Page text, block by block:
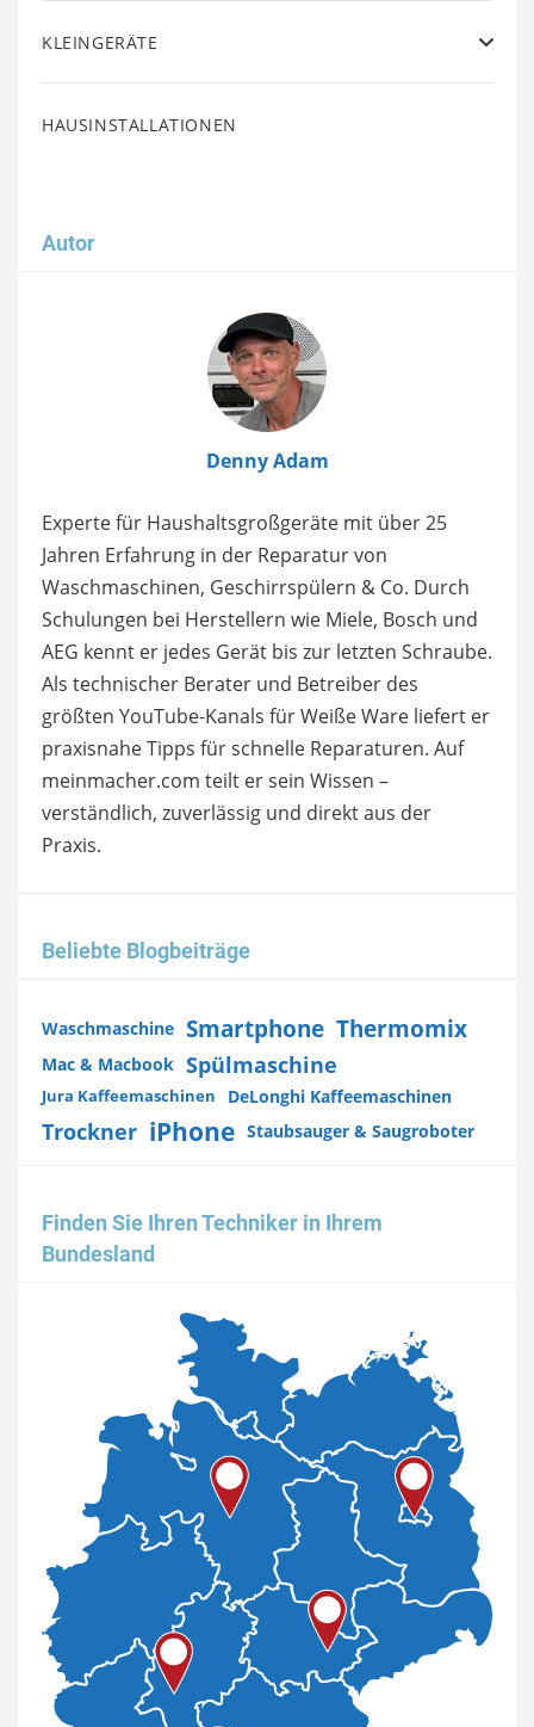
KLEINGERÄTE
HAUSINSTALLATIONEN
Autor
Denny Adam
Experte für Haushaltsgroßgeräte mit über 25
Jahren Erfahrung in der Reparatur von
Waschmaschinen, Geschirrspülern & Co. Durch
Schulungen bei Herstellern wie Miele, Bosch und
AEG kennt er jedes Gerät bis zur letzten Schraube.
Als technischer Berater und Betreiber des
größten YouTube-Kanals für Weiße Ware liefert er
praxisnahe Tipps für schnelle Reparaturen. Auf
meinmacher.com teilt er sein Wissen –
verständlich, zuverlässig und direkt aus der
Praxis.
Beliebte Blogbeiträge
Waschmaschine Smartphone Thermomix
Mac & Macbook Spülmaschine
Jura Kaffeemaschinen DeLonghi Kaffeemaschinen
Trockner iPhone Staubsauger & Saugroboter
Finden Sie Ihren Techniker in Ihrem
Bundesland